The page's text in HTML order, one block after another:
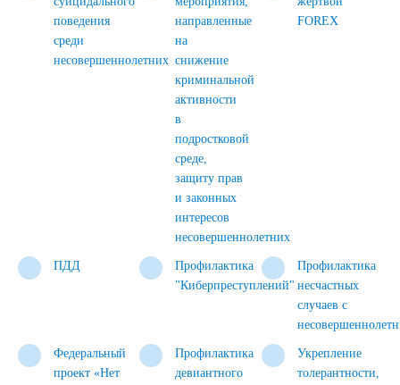
поведения
среди
несовершеннолетних
направленные
на
снижение
криминальной
активности
в
подростковой
среде,
защиту прав
и законных
интересов
несовершеннолетних
FOREX
ПДД
Профилактика
"Киберпреступлений"
Профилактика
несчастных
случаев с
Федеральный
проект «Нет
Профилактика
девиантного
Укрепление
толерантности,